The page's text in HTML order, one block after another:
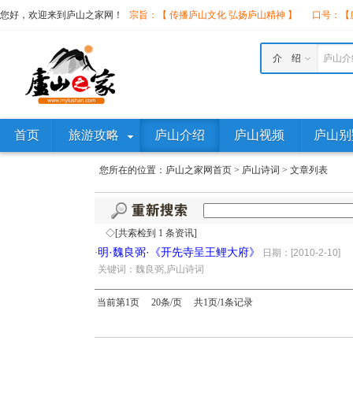
您好，欢迎来到庐山之家网！ 宗旨：【 传播庐山文化 弘扬庐山精神 】 口号：
庐山
介 绍
首页 旅游攻略 庐山介绍 庐山视频 庐山
您所在的位置： 庐山之家网首页 > 庐山诗词 > 文章列表
◇[共索检到 1 条资讯]
·明·魏良弼·《开先寺呈王鲤大府》
日期：[2010-2-10]
关键词：魏良弼,庐山诗词
当前第1页 20条/页 共1页/1条记录